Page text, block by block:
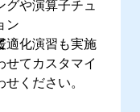
グや演算子チュ
ン
適化演習も実施
てカスタマイ
ください。